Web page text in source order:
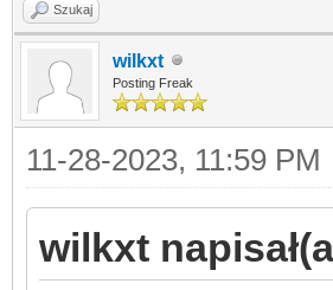
Szukaj
wilkxt
Posting Freak
11-28-2023, 11:59 PM
wilkxt